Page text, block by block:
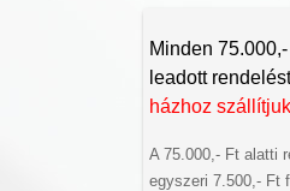
Minden
leadott
házhoz
A 75.000,- Ft alatti
egyszeri 7.500,- Ft